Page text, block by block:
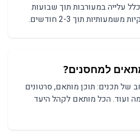
עלייה במעורבות תוך שבועות
תוך 2-3 חודשים.
למחסנים?
של תכנים:תוכן מותאם, סרטונים
ועוד. הכל מותאם לקהל היעד